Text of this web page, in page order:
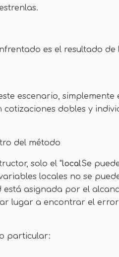
es el resultado
escenario, simplemente
cotizaciones dobles y
del método
solo el "localSe
locales no se
asignada por el
lugar a encontrar el error
particular: